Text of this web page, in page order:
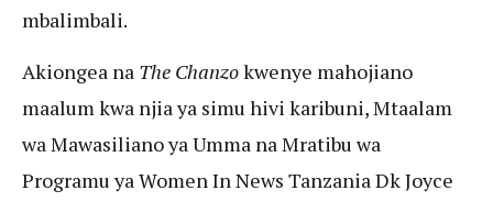
mbalimbali.
Akiongea na The Chanzokwenye mahojiano
maalum kwa njia ya simu hivi karibuni, Mtaalam
wa Mawasiliano ya Umma na Mratibu wa
Programu ya Women In News Tanzania Dk Joyce